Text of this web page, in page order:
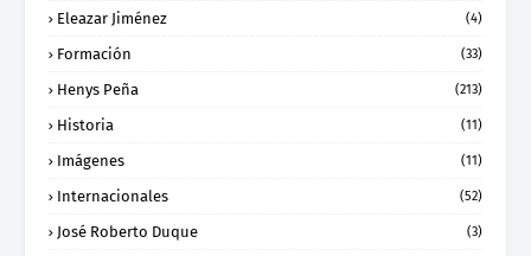
Eleazar Jiménez (4)
Formación (33)
Henys Peña (213)
Historia (11)
Imágenes (11)
Internacionales (52)
José Roberto Duque (3)